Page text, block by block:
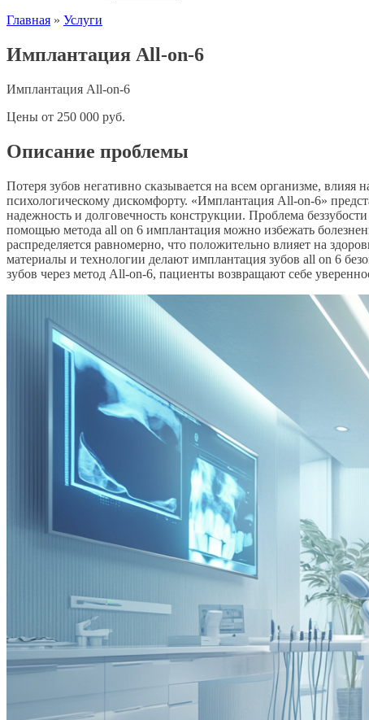
Главная » Услуги
Имплантация All-on-6
Имплантация All-on-6
Цены от 250 000 руб.
Описание проблемы
Потеря зубов негативно сказывается на всем организме,
психологическому дискомфорту. «Имплантация All-on-6»
надежность и долговечность конструкции. Проблема
помощью метода all on 6 имплантация можно избежать
распределяется равномерно, что положительно влияет на
материалы и технологии делают имплантация зубов all on 6
зубов через метод All-on-6, пациенты возвращают себе